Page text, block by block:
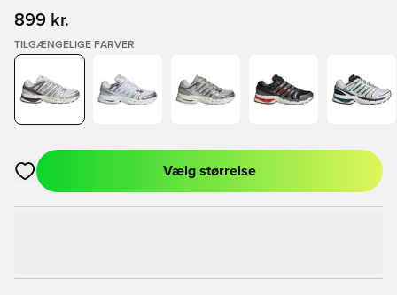
899 kr.
TILGÆNGELIGE FARVER
Åbner en Modal til at logge ind eller tilmelde dig som medlem
Vælg størrelse